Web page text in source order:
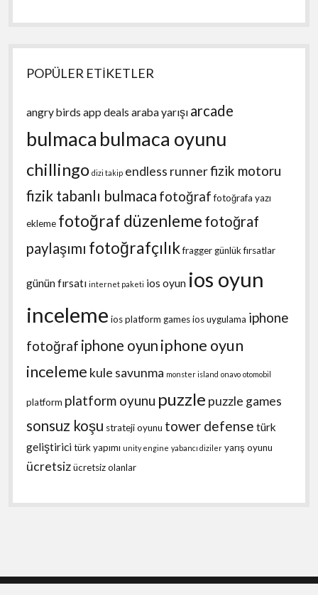
POPÜLER ETİKETLER
angry birds app deals araba yarışı arcade
bulmaca bulmaca oyunu
chillingo dizi takip endless runnerfizik motoru
fizik tabanlı bulmaca fotoğraf fotoğrafa yazı
ekleme fotoğraf düzenleme fotoğraf
paylaşımı fotoğrafçılıkfraggergünlük fırsatlar
günün fırsatı internet paketi ios oyun ios oyun
inceleme ios platform gamesios uygulama iphone
fotoğraf iphone oyun iphone oyun
inceleme kule savunma monster island onavo otomobil
platform platform oyunu puzzle puzzle games
sonsuz koşu strateji oyunu tower defense türk
geliştiricitürk yapımı unity engine yabancı diziler yarış oyunu
ücretsizücretsiz olanlar